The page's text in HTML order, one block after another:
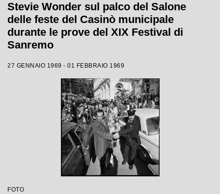
Stevie Wonder sul palco del Salone
delle feste del Casinò municipale
durante le prove del XIX Festival di
Sanremo
27 GENNAIO 1969 - 01 FEBBRAIO 1969
FOTO